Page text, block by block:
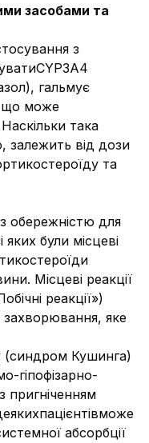
засобами та
з
гальмує
що може
така
залежить від дози
та
обережністю для
яких були місцеві
Місцеві реакції
реакції»)
яке
(синдром Кушинга)
гіпофізарно-
пригніченням
абсорбції